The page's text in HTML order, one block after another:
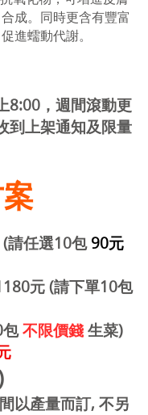
成。同時更含有豐富
進蠕動代謝。
8:00，週間滾動更
到上架通知及限量
請任選10包 90元
元 (請下單10包
不限價錢 生菜)
以產量而訂, 不另